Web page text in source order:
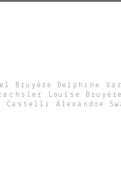
Bruyère Delphine
Louise
Castelli Alexandre